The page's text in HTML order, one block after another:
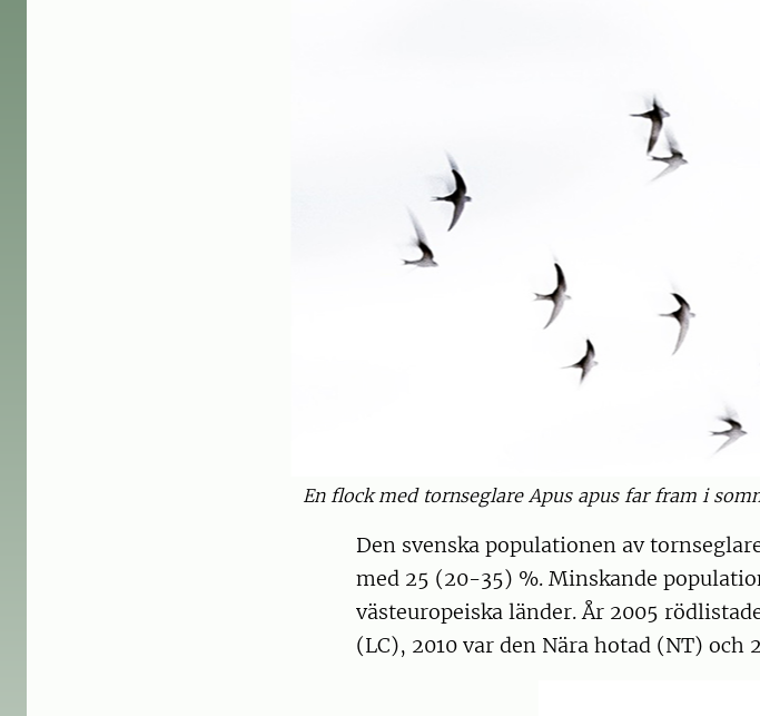
En flock med tornseglare Apus apus far fram i
Den svenska populationen av
med 25 (20-35) %. Minskande
västeuropeiska länder. År 2005
(LC), 2010 var den Nära hotad (NT) och